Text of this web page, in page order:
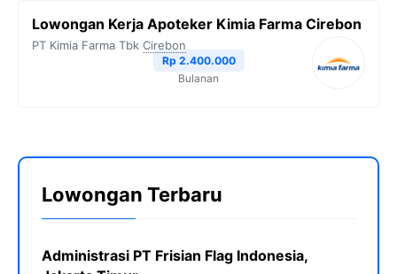
Lowongan Kerja Apoteker Kimia Farma Cirebon
PT Kimia Farma Tbk Cirebon
Rp 2.400.000
Bulanan
Lowongan Terbaru
Administrasi PT Frisian Flag Indonesia,